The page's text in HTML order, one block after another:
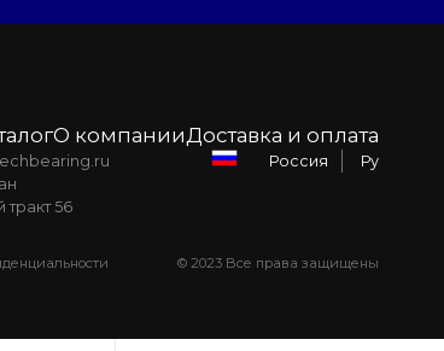
О компанииДоставка и оплата
56
Россия Ру
© 2023 Все права защищены